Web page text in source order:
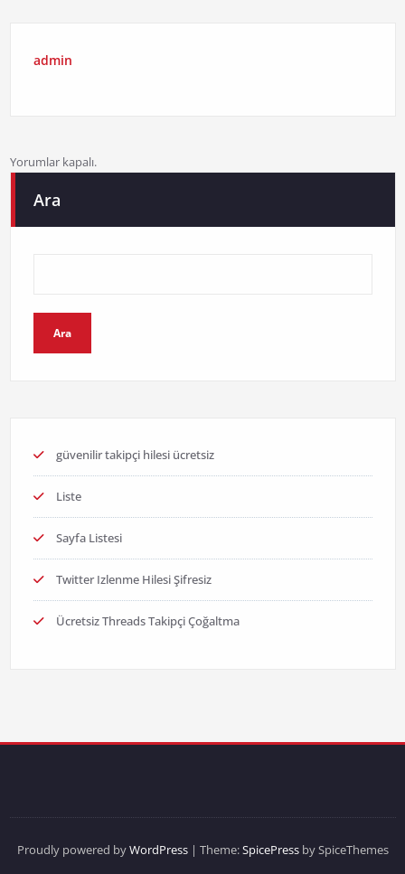
admin
Yorumlar kapalı.
Ara
Ara
güvenilir takipçi hilesi ücretsiz
Liste
Sayfa Listesi
Twitter Izlenme Hilesi Şifresiz
Ücretsiz Threads Takipçi Çoğaltma
Proudly powered byWordPress| Theme:SpicePressby SpiceThemes